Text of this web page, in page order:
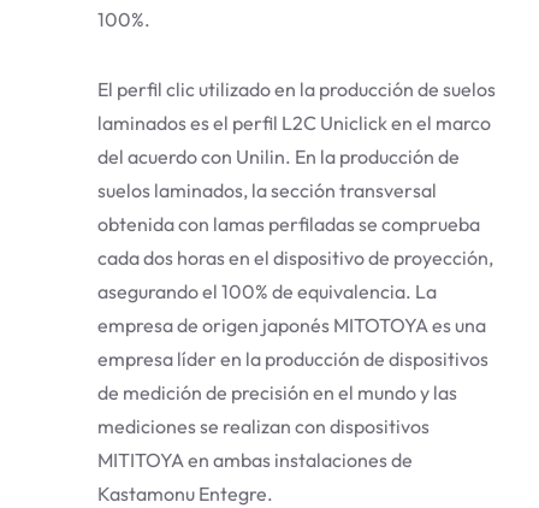
100%.
El perfil clic utilizado en la producción de suelos
laminados es el perfil L2C Uniclick en el marco
del acuerdo con Unilin. En la producción de
suelos laminados, la sección transversal
obtenida con lamas perfiladas se comprueba
cada dos horas en el dispositivo de proyección,
asegurando el 100% de equivalencia. La
empresa de origen japonés MITOTOYA es una
empresa líder en la producción de dispositivos
de medición de precisión en el mundo y las
mediciones se realizan con dispositivos
MITITOYA en ambas instalaciones de
Kastamonu Entegre.